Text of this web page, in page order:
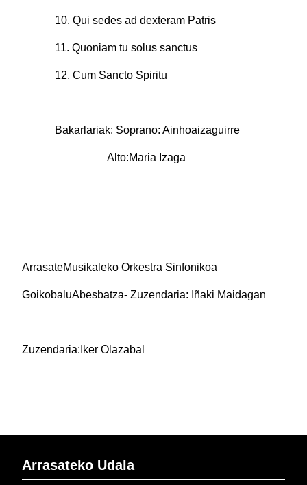
10. Qui sedes ad dexteram Patris
11. Quoniam tu solus sanctus
12. Cum Sancto Spiritu
Bakarlariak: Soprano: Ainhoaizaguirre
Alto:Maria Izaga
ArrasateMusikaleko Orkestra Sinfonikoa
GoikobaluAbesbatza- Zuzendaria: Iñaki Maidagan
Zuzendaria:Iker Olazabal
Arrasateko Udala